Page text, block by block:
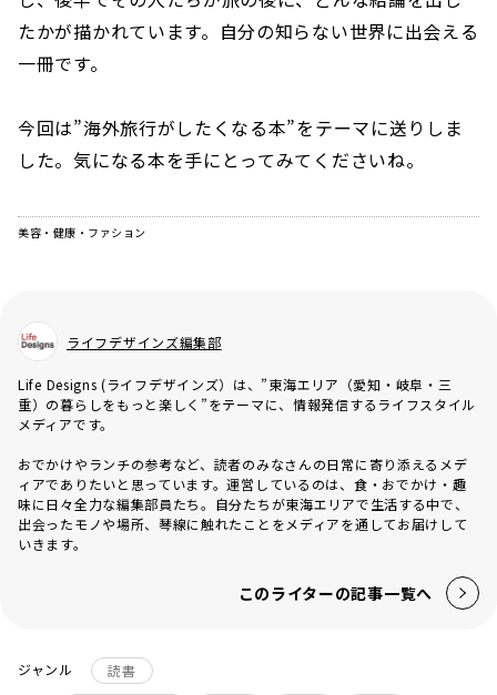
たかが描かれています。自分の知らない世界に出会える
一冊です。
今回は”海外旅行がしたくなる本”をテーマに送りしま
した。気になる本を手にとってみてくださいね。
美容・健康・ファション
ライフデザインズ編集部
Life Designs (ライフデザインズ）は、”東海エリア（愛知・岐阜・三
重）の暮らしをもっと楽しく”をテーマに、情報発信するライフスタイル
メディアです。
おでかけやランチの参考など、読者のみなさんの日常に寄り添えるメデ
ィアでありたいと思っています。運営しているのは、食・おでかけ・趣
味に日々全力な編集部員たち。自分たちが東海エリアで生活する中で、
出会ったモノや場所、琴線に触れたことをメディアを通してお届けして
いきます。
このライターの記事一覧へ
ジャンル
読書